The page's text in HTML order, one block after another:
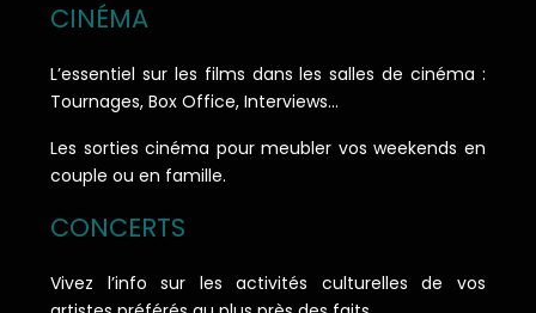
CINÉMA
L’essentiel sur les films dans les salles de cinéma :
Tournages, Box Office, Interviews…
Les sorties cinéma pour meubler vos weekends en
couple ou en famille.
CONCERTS
Vivez l’info sur les activités culturelles de vos